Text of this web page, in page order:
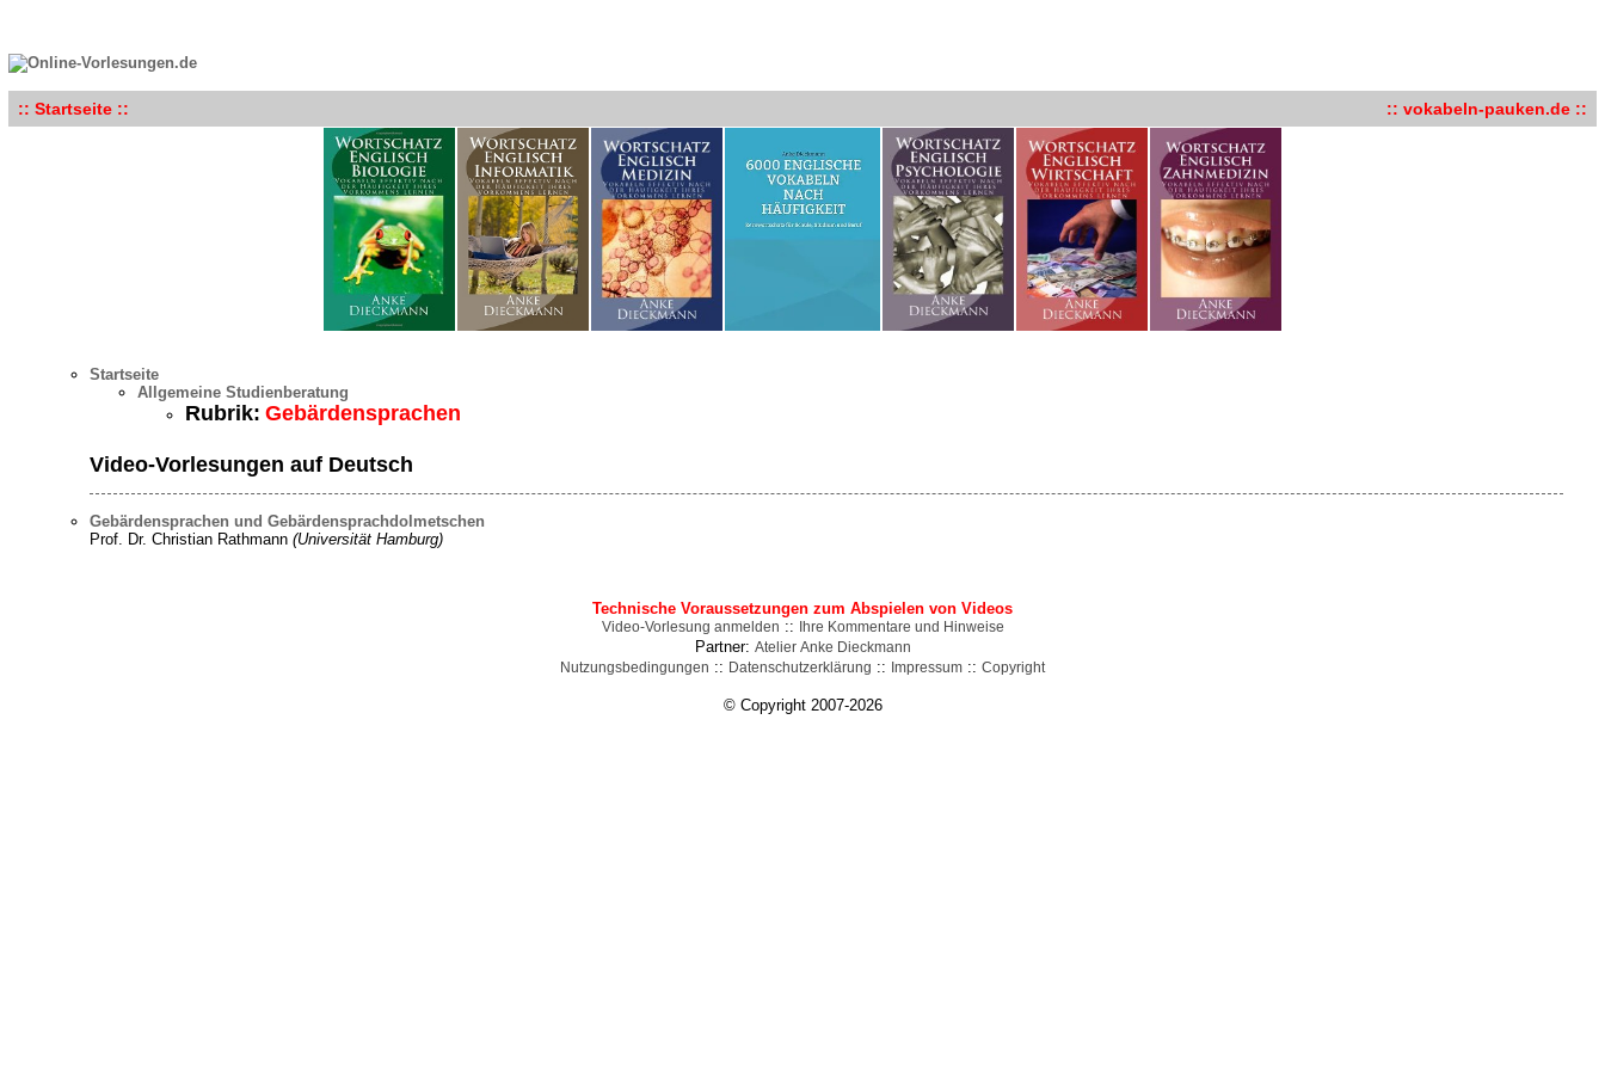
:: Startseite :: :: vokabeln-pauken.de ::
Startseite
Allgemeine Studienberatung
Rubrik: Gebärdensprachen
Video-Vorlesungen auf Deutsch
Gebärdensprachen und Gebärdensprachdolmetschen
Prof. Dr. Christian Rathmann (Universität Hamburg)
Technische Voraussetzungen zum Abspielen von Videos
Video-Vorlesung anmelden :: Ihre Kommentare und Hinweise
Partner: Atelier Anke Dieckmann
Nutzungsbedingungen :: Datenschutzerklärung :: Impressum :: Copyright
© Copyright 2007-2026